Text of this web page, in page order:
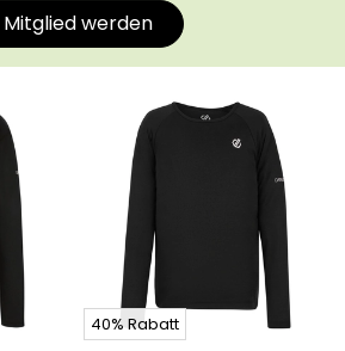
Mitglied werden
40% Rabatt